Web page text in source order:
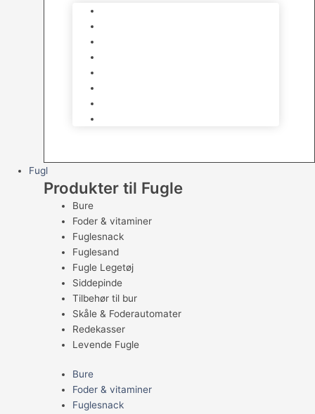
Fugl
Produkter til Fugle
Bure
Foder & vitaminer
Fuglesnack
Fuglesand
Fugle Legetøj
Siddepinde
Tilbehør til bur
Skåle & Foderautomater
Redekasser
Levende Fugle
Bure
Foder & vitaminer
Fuglesnack